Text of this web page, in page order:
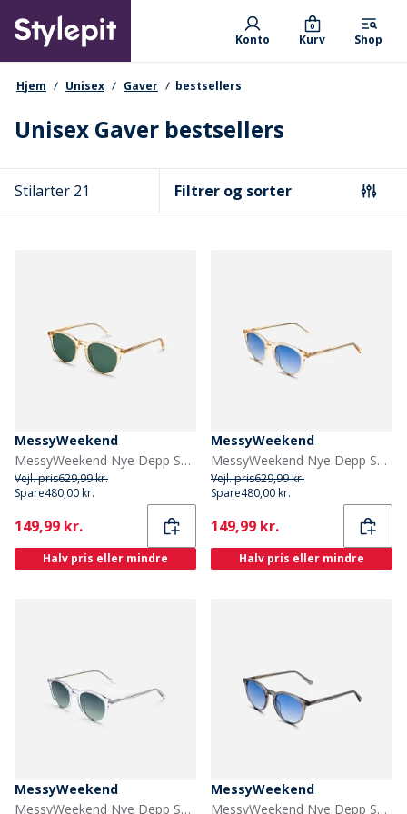
main
content
Primary departments
Konto Kurv
0
Shop
navigationssti
Hjem Unisex Gaver bestsellers
Unisex Gaver bestsellers
Stilarter 21 Filtrer og sorter
MessyWeekend
MessyWeekend Nye Depp Solbriller Champagne
Vejl. pris629,99 kr.
Spare480,00 kr.
Current
149,99 kr.
Halv pris eller mindre
MessyWeekend
MessyWeekend Nye Depp Solbriller Champagne
Vejl. pris629,99 kr.
Spare480,00 kr.
Current
149,99 kr.
Halv pris eller mindre
MessyWeekend
MessyWeekend Nye Depp Solbriller Crystal
MessyWeekend
MessyWeekend Nye Depp Solbriller Grey Crystal